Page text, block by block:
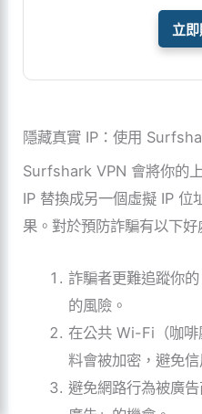
立
隱藏真實 IP：使用
Surfshark VPN 會將你的
IP 替換成另一個虛擬 IP 位
果。對於預防詐騙有以下好
詐騙者更難追蹤你
的風險。
在公共 Wi-Fi（咖啡
料會被加密，避免
避免網路行為被廣